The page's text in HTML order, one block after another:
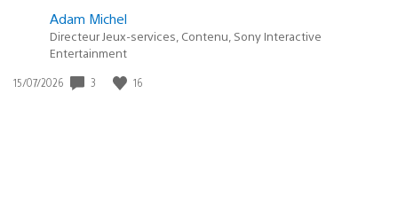
Adam Michel
Directeur Jeux-services, Contenu, Sony Interactive
Entertainment
Date
15/07/2026 3 16